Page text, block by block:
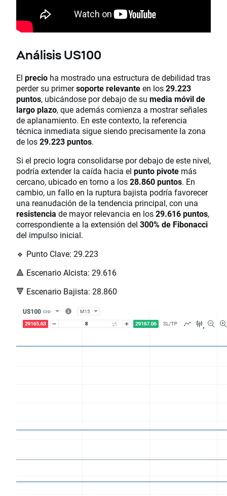
Análisis US100
El precio ha mostrado una estructura de debilidad tras
perder su primersoporte relevanteen los29.223
puntos, ubicándose por debajo de su media móvil de
largo plazo, que además comienza a mostrar señales
de aplanamiento. En este contexto, la referencia
técnica inmediata sigue siendo precisamente la zona
de los29.223 puntos.
Si el precio logra consolidarse por debajo de este nivel,
podría extender la caída hacia el punto pivote más
cercano, ubicado en torno a los28.860 puntos. En
cambio, un fallo en la ruptura bajista podría favorecer
una reanudación de la tendencia principal, con una
resistencia de mayor relevancia en los29.616 puntos,
correspondiente a la extensión del 300% de Fibonacci
del impulso inicial.
🔹 Punto Clave: 29.223
🔺 Escenario Alcista: 29.616
🔻 Escenario Bajista: 28.860